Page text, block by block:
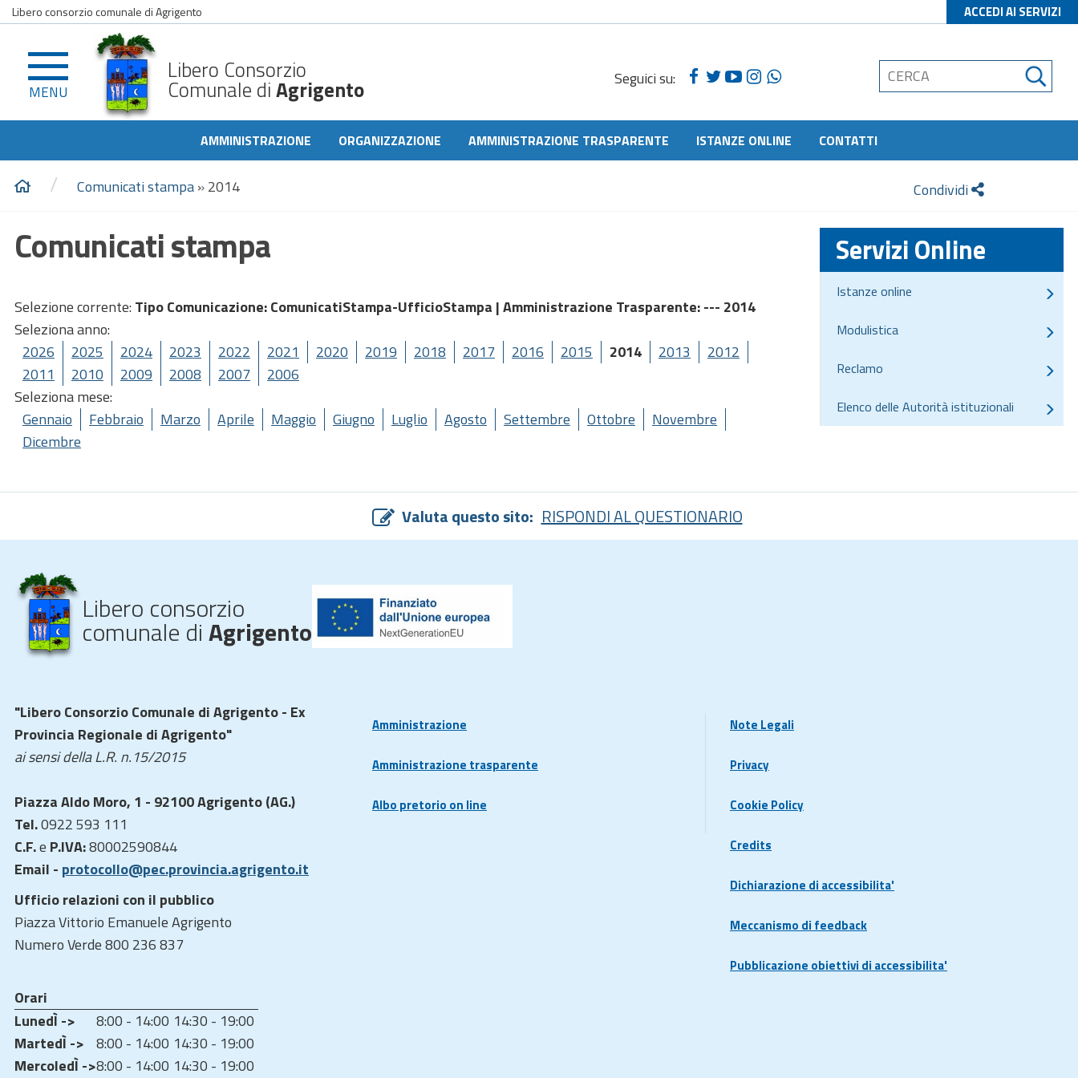
Libero consorzio comunale di Agrigento ACCEDI AI SERVIZI
MENU
Libero Consorzio
Comunale diAgrigento Seguici su:
AMMINISTRAZIONE ORGANIZZAZIONE AMMINISTRAZIONE TRASPARENTE ISTANZE ONLINE CONTATTI
/ Comunicati stampa»2014 Condividi
Comunicati stampa
Selezione corrente: Tipo Comunicazione: ComunicatiStampa-UfficioStampa |Amministrazione Trasparente: --- 2014
Seleziona anno:
2026
2025 2024 2023 2022 2021 2020 2019 2018 2017 2016 2015 2014 2013
2012
2011
2010 2009 2008 2007
2006
Seleziona mese:
Gennaio
Febbraio Marzo Aprile Maggio Giugno Luglio Agosto Settembre Ottobre
Novembre
Dicembre
Servizi Online
Istanze online
Modulistica
Reclamo
Elenco delle Autorità istituzionali
Valuta questo sito: RISPONDI AL QUESTIONARIO
Libero consorzio
comunale diAgrigento
"Libero Consorzio Comunale di Agrigento - Ex
Provincia Regionale di Agrigento"
ai sensi della L.R. n.15/2015
Piazza Aldo Moro, 1 - 92100 Agrigento (AG.)
Tel.0922 593 111
C.F.e P.IVA:80002590844
Email - protocollo@pec.provincia.agrigento.it
Ufficio relazioni con il pubblico
Piazza Vittorio Emanuele Agrigento
Numero Verde 800 236 837
Orari
LunedÌ ->
8:00 - 14:00 14:30 - 19:00
MartedÌ -> 8:00 - 14:00 14:30 - 19:00
MercoledÌ ->8:00 - 14:00 14:30 - 19:00
Amministrazione
Amministrazione trasparente
Albo pretorio on line
Note Legali
Privacy
Cookie Policy
Credits
Dichiarazione di accessibilita'
Meccanismo di feedback
Pubblicazione obiettivi di accessibilita'